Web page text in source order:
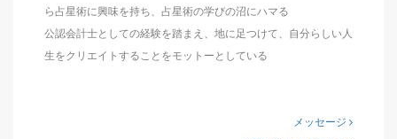
ら占星術に興味を持ち、占星術の学びの沼にハマる
公認会計士としての経験を踏まえ、地に足つけて、自分らしい人
生をクリエイトすることをモットーとしている
メッセージ